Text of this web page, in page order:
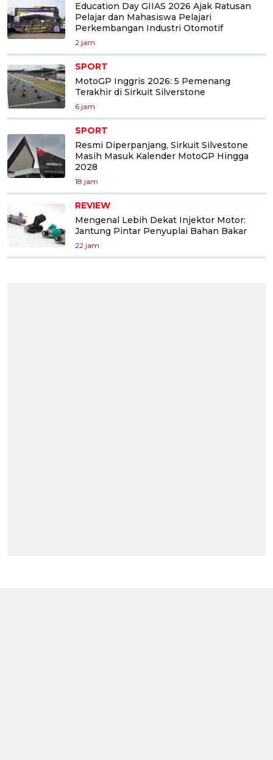
Education Day GIIAS 2026 Ajak Ratusan
Pelajar dan Mahasiswa Pelajari
Perkembangan Industri Otomotif
2 jam
SPORT
MotoGP Inggris 2026: 5 Pemenang
Terakhir di Sirkuit Silverstone
6 jam
SPORT
Resmi Diperpanjang, Sirkuit Silvestone
Masih Masuk Kalender MotoGP Hingga
2028
18 jam
REVIEW
Mengenal Lebih Dekat Injektor Motor:
Jantung Pintar Penyuplai Bahan Bakar
22 jam